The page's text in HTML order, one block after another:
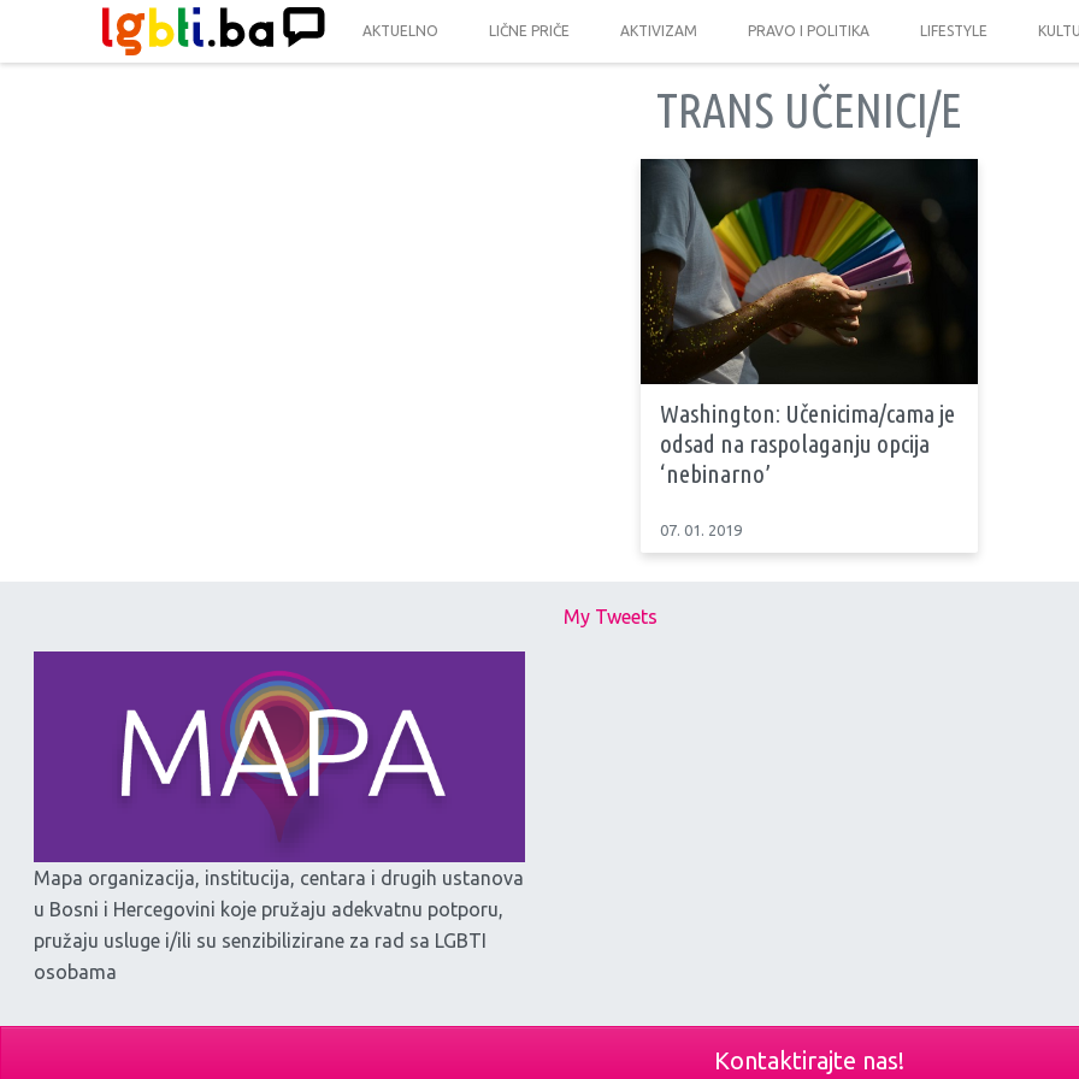
AKTUELNO LIČNE PRIČE AKTIVIZAM PRAVO I POLITIKA LIFESTYLE
TRANS UČENICI/E
Washington: Učenicima/cama je
odsad na raspolaganju opcija
‘nebinarno’
07. 01. 2019
Mapa organizacija, institucija, centara i drugih ustanova
u Bosni i Hercegovini koje pružaju adekvatnu potporu,
pružaju usluge i/ili su senzibilizirane za rad sa LGBTI
osobama
My Tweets
Kontaktirajte nas!